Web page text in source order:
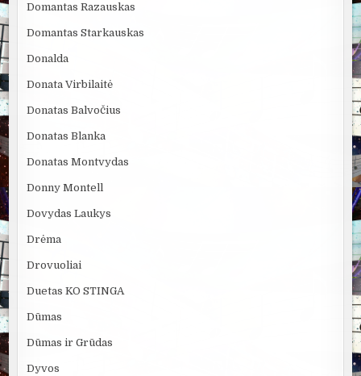
Domantas Razauskas
Domantas Starkauskas
Donalda
Donata Virbilaitė
Donatas Balvočius
Donatas Blanka
Donatas Montvydas
Donny Montell
Dovydas Laukys
Drėma
Drovuoliai
Duetas KO STINGA
Dūmas
Dūmas ir Grūdas
Dyvos